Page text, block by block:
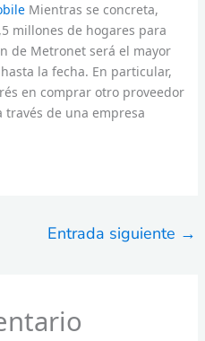
Mientras se concreta,
​​millones de hogares para
de Metronet será el mayor
la fecha. En particular,
en comprar otro proveedor
de una empresa
Entrada siguiente →